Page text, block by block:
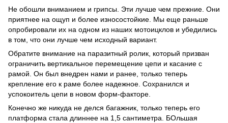
Не обошли вниманием и грипсы. Эти лучше чем прежние. Они
приятнее на ощуп и более износостойкие. Мы еще раньше
опробировали их на одном из наших мотоицклов и убедились
в том, что они лучше чем исходный вариант.
Обратите внимание на паразитный ролик, который призван
ограничить вертикальное перемещение цепи и касание с
рамой. Он был внедрен нами и ранее, только теперь
крепление его к раме более надежное. Сохранился и
успокоитель цепи в новом форм-факторе.
Конечно же никуда не делся багажник, только теперь его
платформа стала длиннее на 1,5 сантиметра. БОльшая